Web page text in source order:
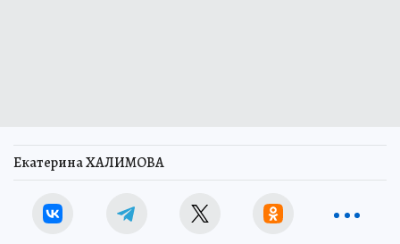
Екатерина ХАЛИМОВА